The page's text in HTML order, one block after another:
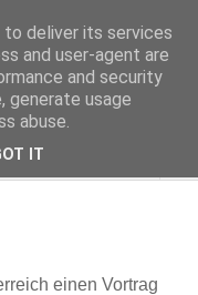
einen Vortrag
deliver its services
and user-agent are
and security
generate usage
abuse.
IT